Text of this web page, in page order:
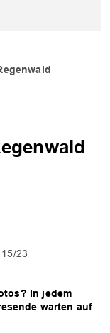
15/23
In jedem
warten auf